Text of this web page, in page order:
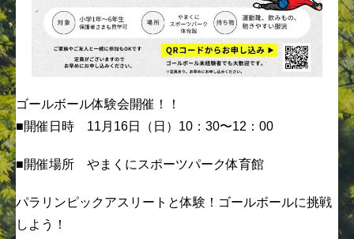
ゴールボール体験会開催！！
■開催日時 11月16日（日）10：30〜12：00
■開催場所 やまくにスポーツパーク体育館
パラリンピックアスリートと体験！ゴールボールに挑戦
しよう！